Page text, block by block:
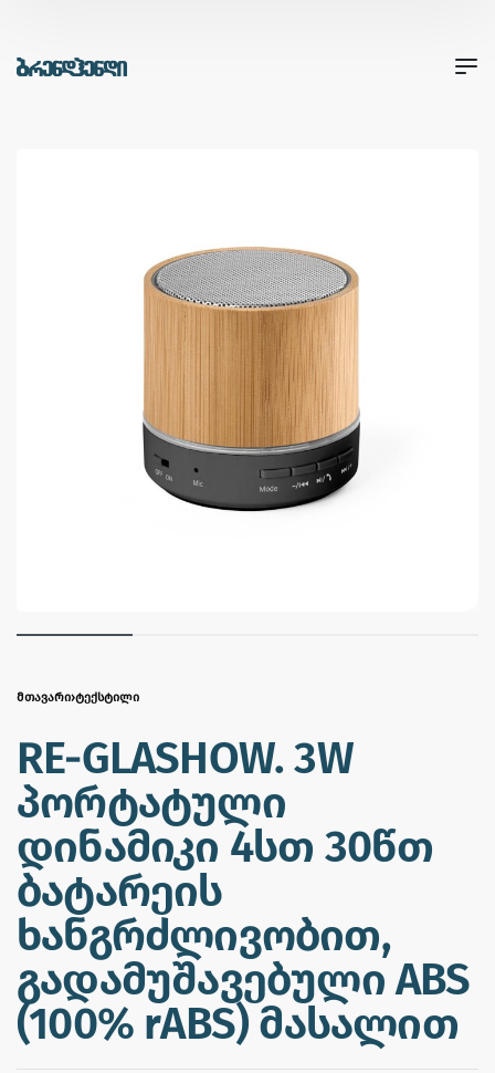
ᲛᲗᲐᲕᲐᲠᲘ›ᲢᲔᲥᲡᲢᲘᲚᲘ
RE-GLASHOW. 3W
პორტატული
დინამიკი 4სთ 30წთ
ბატარეის
ხანგრძლივობით,
გადამუშავებული ABS
(100% rABS) მასალით